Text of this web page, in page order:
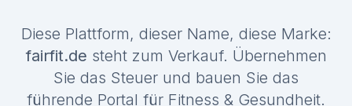
Diese Plattform, dieser Name, diese Marke:
fairfit.de steht zum Verkauf. Übernehmen
Sie das Steuer und bauen Sie das
führende Portal für Fitness & Gesundheit.